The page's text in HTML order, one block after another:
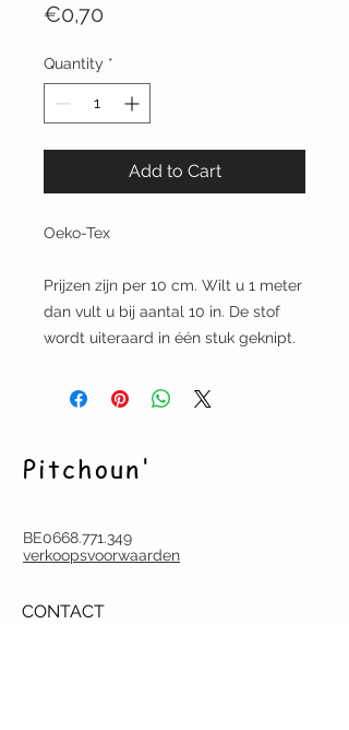
€0,70
Quantity *
Add to Cart
Oeko-Tex
Prijzen zijn per 10 cm. Wilt u 1 meter
dan vult u bij aantal 10 in. De stof
wordt uiteraard in één stuk geknipt.
Pitchoun'
BE0668.771.349
verkoopsvoorwaarden
CONTACT